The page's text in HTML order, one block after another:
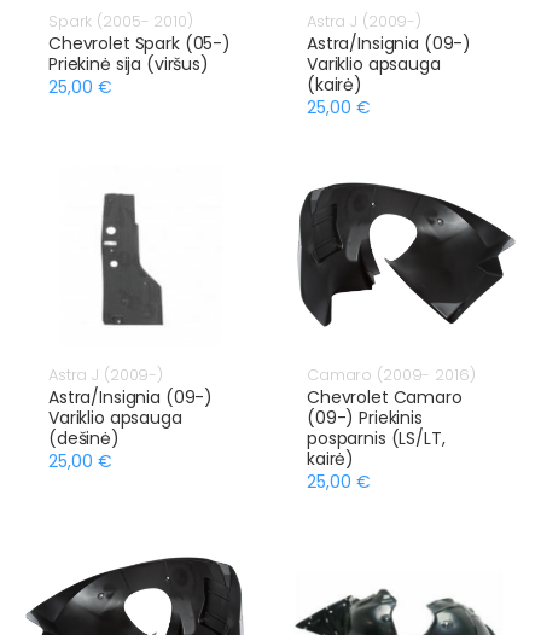
Spark (2005- 2010)
Chevrolet Spark (05-)
Priekinė sija (viršus)
25,00 €
Astra J (2009-)
Astra/Insignia (09-)
Variklio apsauga
(kairė)
25,00 €
Astra J (2009-)
Astra/Insignia (09-)
Variklio apsauga
(dešinė)
25,00 €
Camaro (2009- 2016)
Chevrolet Camaro
(09-) Priekinis
posparnis (LS/LT,
kairė)
25,00 €